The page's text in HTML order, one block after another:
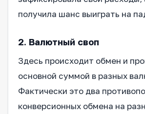
получила шанс выиграть на
2. Валютный своп
Здесь происходит обмен и
основной суммой в разных
Фактически это два
конверсионных обмена на